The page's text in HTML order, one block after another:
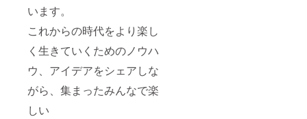
います。
これからの時代をより楽し
く生きていくためのノウハ
ウ、アイデアをシェアしな
がら、集まったみんなで楽
しい